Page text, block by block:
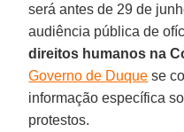
será antes de 29 de
audiência pública de
direitos humanos na
Governo de Duque se
informação específica
protestos.